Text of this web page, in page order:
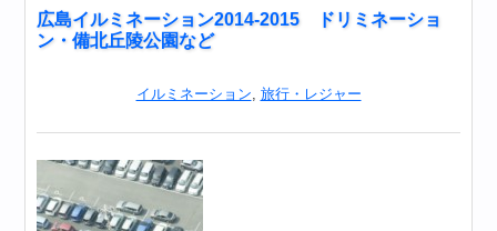
広島イルミネーション2014-2015 ドリミネーショ
ン・備北丘陵公園など
イルミネーション, 旅行・レジャー